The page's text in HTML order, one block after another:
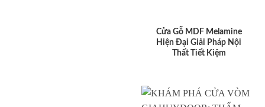
Cửa Gỗ MDF Melamine
Hiện Đại Giải Pháp Nội
Thất Tiết Kiệm